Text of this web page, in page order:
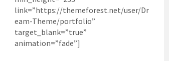
link=”https://themeforest.net/user/Dr
eam-Theme/portfolio”
target_blank=”true”
animation=”fade”]